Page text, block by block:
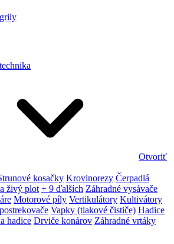
Otvoriť
kosačky Krovinorezy Čerpadlá
živý plot + 9 ďalších Záhradné vysávače
Motorové píly Vertikulátory Kultivátory
Vapky (tlakové čističe) Hadice
hadice Drviče konárov Záhradné vrtáky